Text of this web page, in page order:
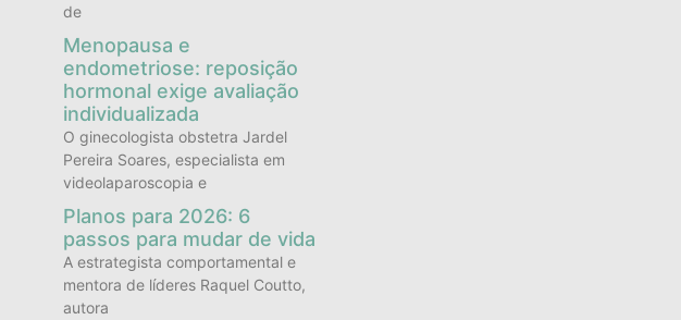
de
Menopausa e
endometriose: reposição
hormonal exige avaliação
individualizada
O ginecologista obstetra Jardel
Pereira Soares, especialista em
videolaparoscopia e
Planos para 2026: 6
passos para mudar de vida
A estrategista comportamental e
mentora de líderes Raquel Coutto,
autora